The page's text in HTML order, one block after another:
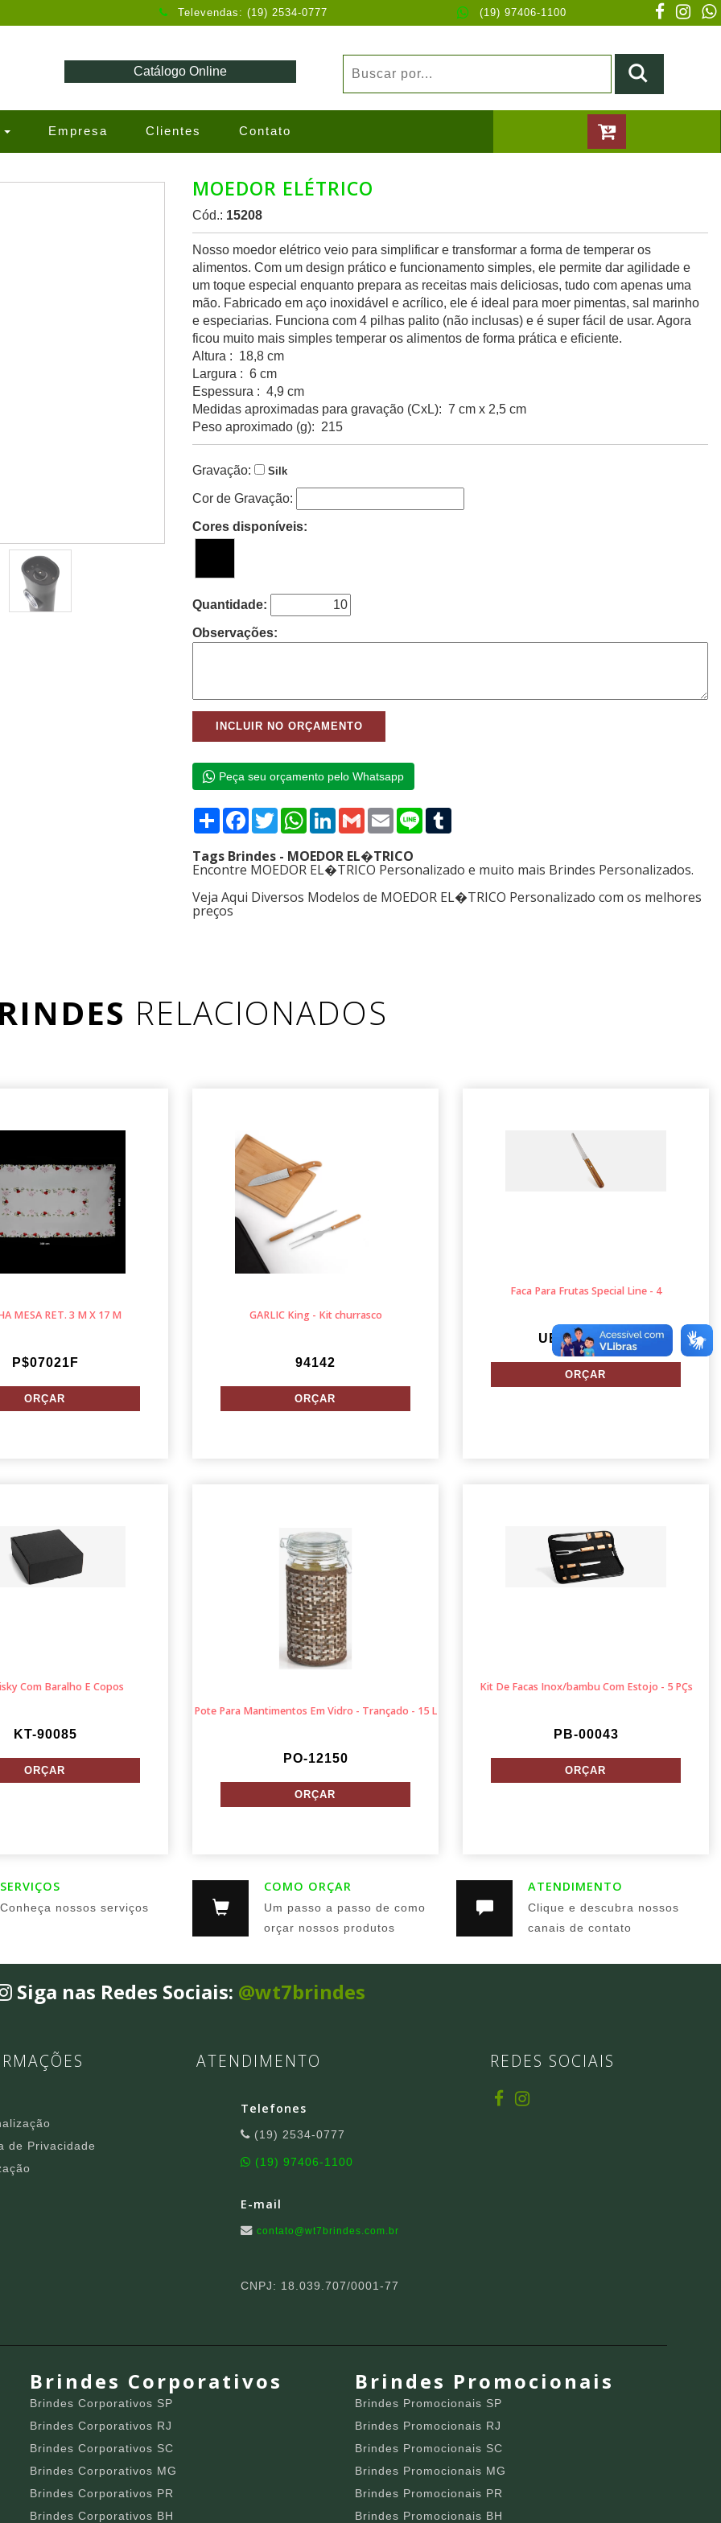
Televendas: (19) 2534-0777 (19) 97406-1100
Catálogo Online
Empresa Clientes Contato
MOEDOR ELÉTRICO
Cód.: 15208
Nosso moedor elétrico veio para simplificar e transformar a forma de temperar os
alimentos. Com um design prático e funcionamento simples, ele permite dar agilidade e
um toque especial enquanto prepara as receitas mais deliciosas, tudo com apenas uma
mão. Fabricado em aço inoxidável e acrílico, ele é ideal para moer pimentas, sal marinho
e especiarias. Funciona com 4 pilhas palito (não inclusas) e é super fácil de usar. Agora
ficou muito mais simples temperar os alimentos de forma prática e eficiente.
Altura : 18,8 cm
Largura : 6 cm
Espessura : 4,9 cm
Medidas aproximadas para gravação (CxL): 7 cm x 2,5 cm
Peso aproximado (g): 215
Gravação: Silk
Cor de Gravação:
Cores disponíveis:
Quantidade:
Observações:
Peça seu orçamento pelo Whatsapp
Compartilhar
Facebook
TwitterWhatsApp
LinkedIn
GmailEmailLine
Tags Brindes - MOEDOR EL�TRICO
Encontre MOEDOR EL�TRICO Personalizado e muito mais Brindes Personalizados.
Veja Aqui Diversos Modelos de MOEDOR EL�TRICO Personalizado com os melhores
preços
RELACIONADOS
MESA RET. 3 M X 17 M
P$07021F
GARLIC King - Kit churrasco
94142
Faca Para Frutas Special Line - 4
UB-00553-900
Com Baralho E Copos
KT-90085
Pote Para Mantimentos Em Vidro - Trançado - 15 L
PO-12150
Kit De Facas Inox/bambu Com Estojo - 5 PÇs
PB-00043
SERVIÇOS
Conheça nossos serviços
COMO ORÇAR
Um passo a passo de como
orçar nossos produtos
ATENDIMENTO
Clique e descubra nossos
canais de contato
Siga nas Redes Sociais: @wt7brindes
de Privacidade
ATENDIMENTO
Telefones
(19) 2534-0777
(19) 97406-1100
E-mail
contato@wt7brindes.com.br
CNPJ: 18.039.707/0001-77
REDES SOCIAIS
Brindes Corporativos
Brindes Corporativos SP
Brindes Corporativos RJ
Brindes Corporativos SC
Brindes Corporativos MG
Brindes Corporativos PR
Brindes Corporativos BH
Brindes Promocionais
Brindes Promocionais SP
Brindes Promocionais RJ
Brindes Promocionais SC
Brindes Promocionais MG
Brindes Promocionais PR
Brindes Promocionais BH